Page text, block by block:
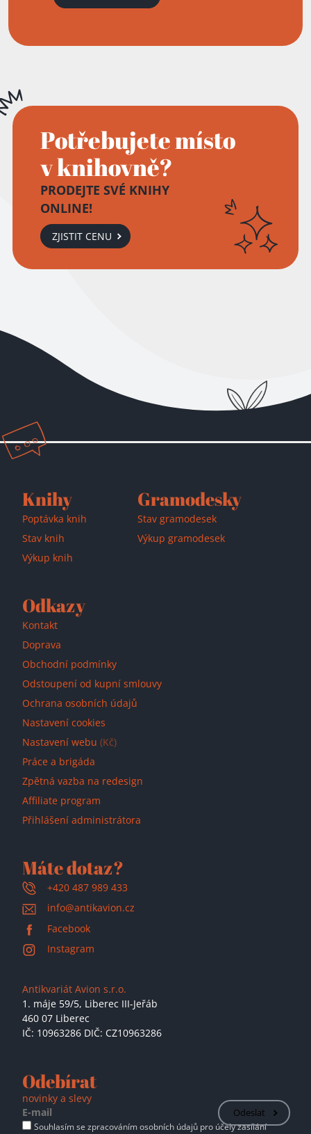
Potřebujete místo
v knihovně?
PRODEJTE SVÉ KNIHY
ONLINE!
ZJISTIT CENU
Knihy
Poptávka knih
Stav knih
Výkup knih
Gramodesky
Stav gramodesek
Výkup gramodesek
Odkazy
Kontakt
Doprava
Obchodní podmínky
Odstoupení od kupní smlouvy
Ochrana osobních údajů
Nastavení cookies
Nastavení webu (Kč)
Práce a brigáda
Zpětná vazba na redesign
Affiliate program
Přihlášení administrátora
Máte dotaz?
+420 487 989 433
info@antikavion.cz
Facebook
Instagram
Antikvariát Avion s.r.o.
1. máje 59/5, Liberec III-Jeřáb
460 07 Liberec
IČ: 10963286 DIČ: CZ10963286
Odebírat
novinky a slevy
Odeslat
Souhlasím se zpracováním osobních údajů pro účely zasílání